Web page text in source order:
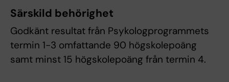
Särskild behörighet
Godkänt resultat från Psykologprogrammets
termin 1-3 omfattande 90 högskolepoäng
samt minst 15 högskolepoäng från termin 4.